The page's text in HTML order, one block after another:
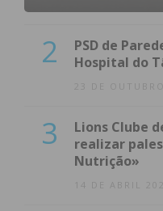
2
PSD de
Hospital do
23 DE
3
Lions Clube
realizar
Nutrição»
14 DE ABRIL